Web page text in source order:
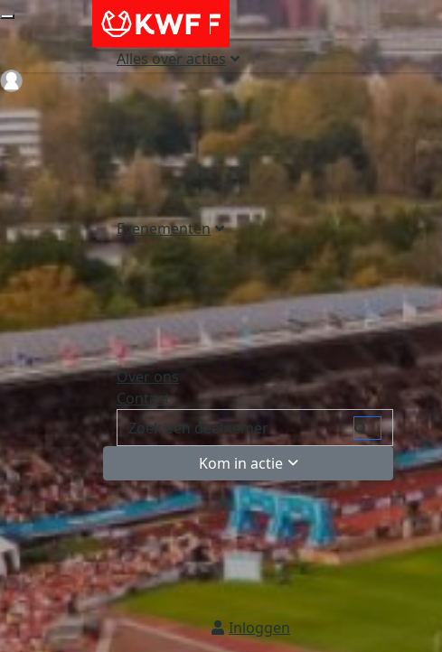
Alles over acties
Evenementen
Over ons
Contact
Kom in actie
Inloggen
Login